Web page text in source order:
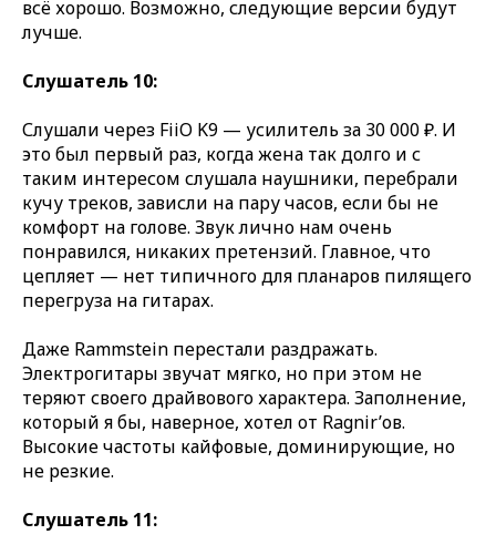
всё хорошо. Возможно, следующие версии будут
лучше.
Слушатель 10:
Слушали через FiiO K9 — усилитель за 30 000 ₽. И
это был первый раз, когда жена так долго и с
таким интересом слушала наушники, перебрали
кучу треков, зависли на пару часов, если бы не
комфорт на голове. Звук лично нам очень
понравился, никаких претензий. Главное, что
цепляет — нет типичного для планаров пилящего
перегруза на гитарах.
Даже Rammstein перестали раздражать.
Электрогитары звучат мягко, но при этом не
теряют своего драйвового характера. Заполнение,
который я бы, наверное, хотел от Ragnir’ов.
Высокие частоты кайфовые, доминирующие, но
не резкие.
Слушатель 11: